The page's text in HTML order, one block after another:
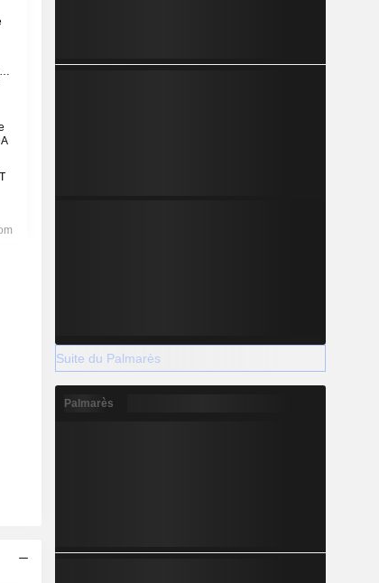
Suite du Palmarès
Palmarès